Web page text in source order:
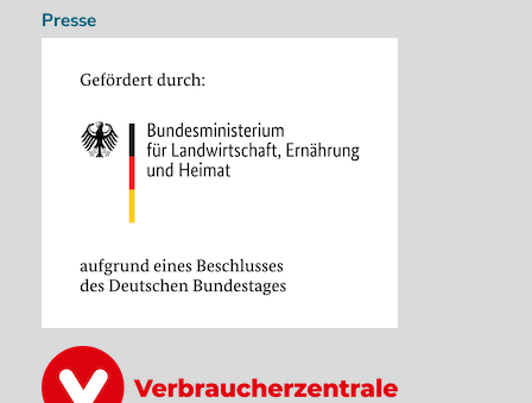
Image
Presse